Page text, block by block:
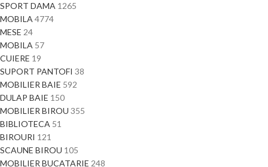
SPORT DAMA 1265
MOBILA 4774
MESE 24
MOBILA 57
CUIERE 19
SUPORT PANTOFI 38
MOBILIER BAIE 592
DULAP BAIE 150
MOBILIER BIROU 355
BIBLIOTECA 51
BIROURI 121
SCAUNE BIROU 105
MOBILIER BUCATARIE 248